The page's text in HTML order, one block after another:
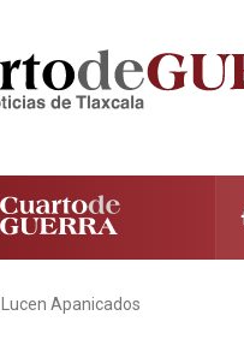
Lucen Apanicados